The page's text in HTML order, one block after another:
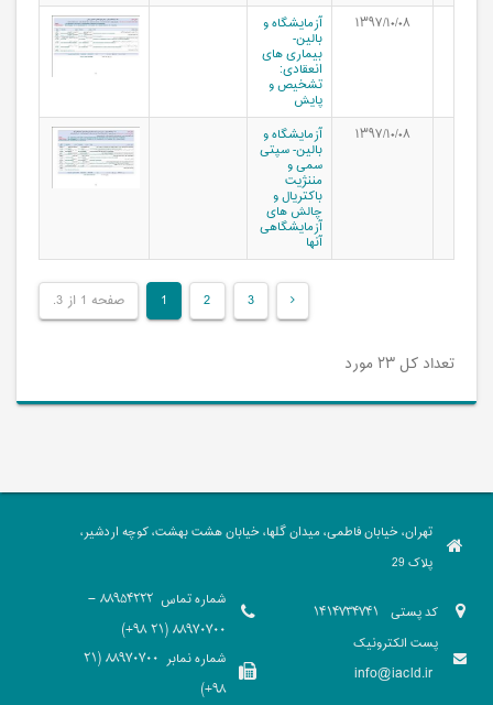
۱۳۹۷/۱۰/۰۸
آزمایشگاه و
بالین-
بیماری های
انعقادی:
تشخیص و
پایش
۱۳۹۷/۱۰/۰۸
آزمایشگاه و
بالین- سپتی
سمی و
مننژیت
باکتریال و
چالش های
آزمایشگاهی
آنها
صفحه 1 از 3. 1 2 3
تعداد کل ۲۳ مورد
تهران، خیابان فاطمی، میدان گلها، خیابان هشت بهشت، کوچه اردشیر،
پلاک 29
کد پستی
پست الکترونیک
info@iacld.ir
شماره تماس
88954222 -
88970700 (21 98+)
شماره نمابر
88970700 (21
98+)